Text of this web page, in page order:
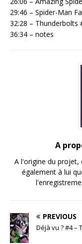
29:46 – Spider-Man
32:28 – Thunderbolts
36:34 – notes
A
A l'origine du projet,
également à lui
PREVIOUS
Déjà vu ? #4 –